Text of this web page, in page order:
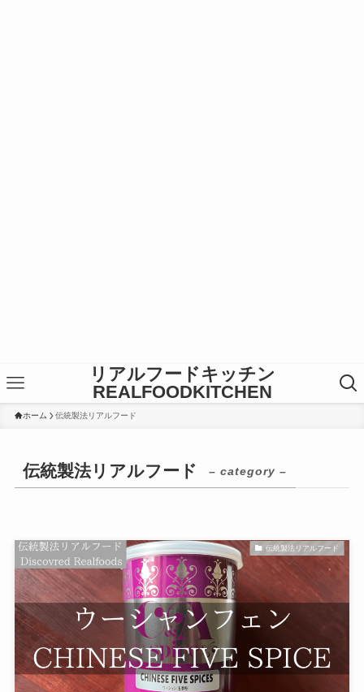
リアルフードキッチン
REALFOODKITCHEN
ホーム 伝統製法リアルフード
伝統製法リアルフード – category –
伝統製法リアルフード